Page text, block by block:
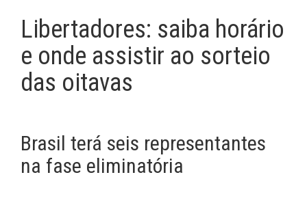
Libertadores: saiba horário
e onde assistir ao sorteio
das oitavas
Brasil terá seis representantes
na fase eliminatória